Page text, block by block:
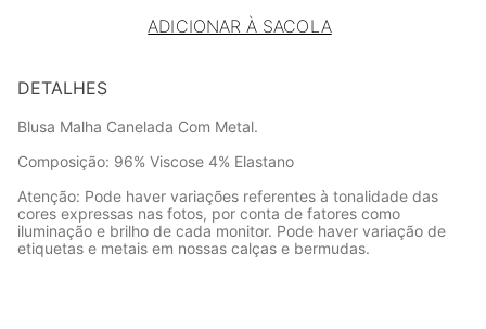
ADICIONAR À SACOLA
DETALHES
Blusa Malha Canelada Com Metal.
Composição: 96% Viscose 4% Elastano
Atenção: Pode haver variações referentes à tonalidade das
cores expressas nas fotos, por conta de fatores como
iluminação e brilho de cada monitor. Pode haver variação de
etiquetas e metais em nossas calças e bermudas.